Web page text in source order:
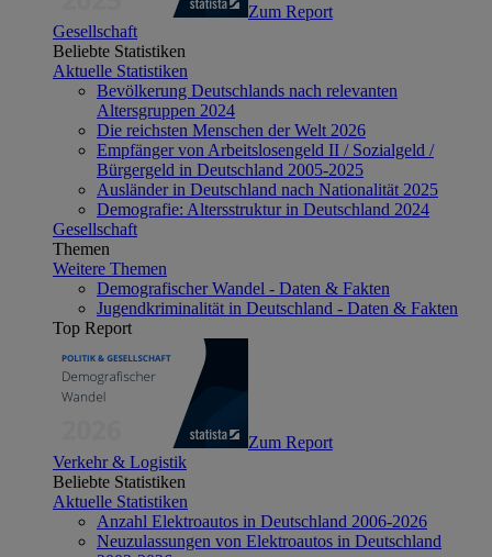
Zum Report
Gesellschaft
Beliebte Statistiken
Aktuelle Statistiken
Bevölkerung Deutschlands nach relevanten
Altersgruppen 2024
Die reichsten Menschen der Welt 2026
Empfänger von Arbeitslosengeld II / Sozialgeld /
Bürgergeld in Deutschland 2005-2025
Ausländer in Deutschland nach Nationalität 2025
Demografie: Altersstruktur in Deutschland 2024
Gesellschaft
Themen
Weitere Themen
Demografischer Wandel - Daten & Fakten
Jugendkriminalität in Deutschland - Daten & Fakten
Top Report
Zum Report
Verkehr & Logistik
Beliebte Statistiken
Aktuelle Statistiken
Anzahl Elektroautos in Deutschland 2006-2026
Neuzulassungen von Elektroautos in Deutschland